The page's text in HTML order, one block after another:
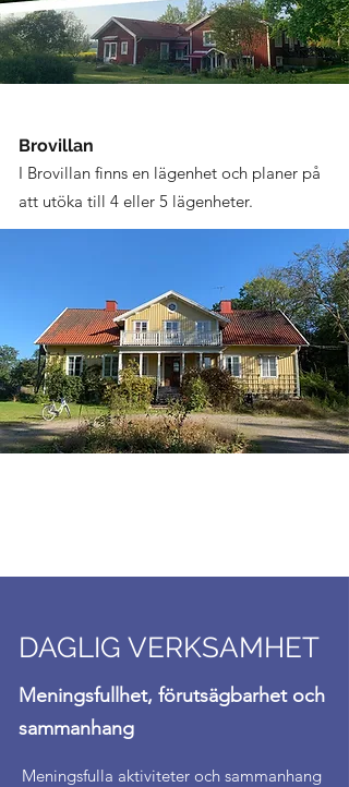
Brovillan
I Brovillan finns en lägenhet och planer på
att utöka till 4 eller 5 lägenheter.
DAGLIG VERKSAMHET
Meningsfullhet, förutsägbarhet och
sammanhang
Meningsfulla aktiviteter och sammanhang